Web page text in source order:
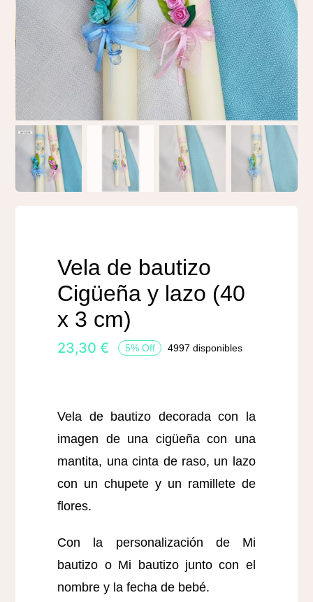
Regalos originales
Blog
Contacto
Vela de bautizo
Cigüeña y lazo (40
x 3 cm)
23,30€ 5% Off 4997 disponibles
Vela de bautizo decorada con la
imagen de una cigüeña con una
mantita, una cinta de raso, un lazo
con un chupete y un ramillete de
flores.
Con la personalización de Mi
bautizo o Mi bautizo junto con el
nombre y la fecha de bebé.